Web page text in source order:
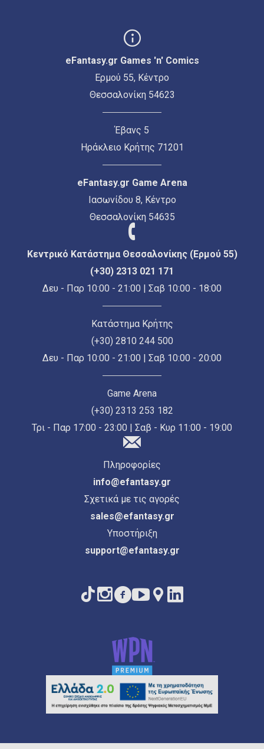
eFantasy.gr Games 'n' Comics
Ερμού 55, Κέντρο
Θεσσαλονίκη 54623
Έβανς 5
Ηράκλειο Κρήτης 71201
eFantasy.gr Game Arena
Ιασωνίδου 8, Κέντρο
Θεσσαλονίκη 54635
Κεντρικό Κατάστημα Θεσσαλονίκης (Ερμού 55)
(+30) 2313 021 171
Δευ - Παρ 10:00 - 21:00 | Σαβ 10:00 - 18:00
Κατάστημα Κρήτης
(+30) 2810 244 500
Δευ - Παρ 10:00 - 21:00 | Σαβ 10:00 - 20:00
Game Arena
(+30) 2313 253 182
Τρι - Παρ 17:00 - 23:00 | Σαβ - Κυρ 11:00 - 19:00
Πληροφορίες
info@efantasy.gr
Σχετικά με τις αγορές
sales@efantasy.gr
Υποστήριξη
support@efantasy.gr